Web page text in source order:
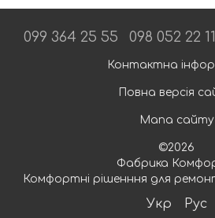
099 364 25 55 098 052 22 11
Контактна
Повна версія
Мапа сайту
©2026
Фабрика
Комфортні рішенння для
Укр Рус